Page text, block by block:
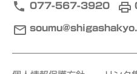
077-567-3920